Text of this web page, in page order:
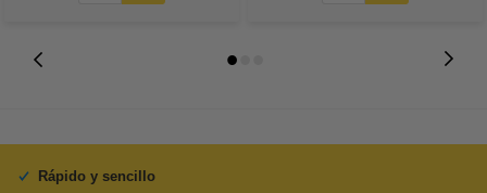
Rápido y sencillo